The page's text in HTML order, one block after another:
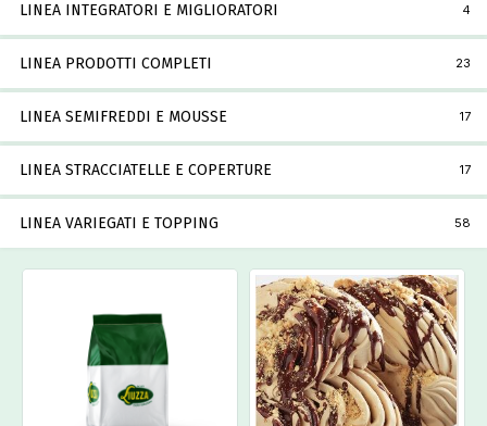
LINEA INTEGRATORI E MIGLIORATORI 4
LINEA PRODOTTI COMPLETI 23
LINEA SEMIFREDDI E MOUSSE 17
LINEA STRACCIATELLE E COPERTURE 17
LINEA VARIEGATI E TOPPING 58